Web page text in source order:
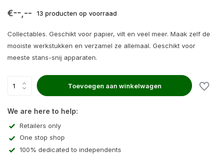
€--,-- 13 producten op voorraad
Collectables. Geschikt voor papier, vilt en veel meer. Maak zelf de
mooiste werkstukken en verzamel ze allemaal. Geschikt voor
meeste stans-snij apparaten.
Toevoegen aan winkelwagen
We are here to help:
Retailers only
One stop shop
100% dedicated to independents